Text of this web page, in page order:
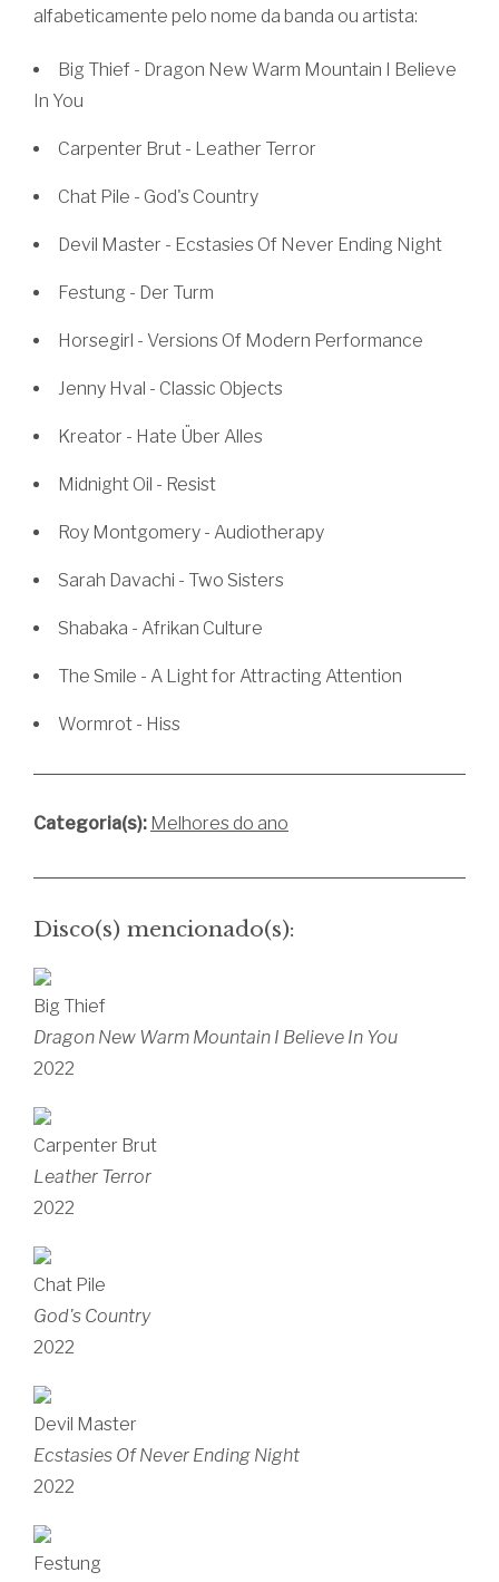
alfabeticamente pelo nome da banda ou artista:
Big Thief - Dragon New Warm Mountain I Believe
In You
Carpenter Brut - Leather Terror
Chat Pile - God's Country
Devil Master - Ecstasies Of Never Ending Night
Festung - Der Turm
Horsegirl - Versions Of Modern Performance
Jenny Hval - Classic Objects
Kreator - Hate Über Alles
Midnight Oil - Resist
Roy Montgomery - Audiotherapy
Sarah Davachi - Two Sisters
Shabaka - Afrikan Culture
The Smile - A Light for Attracting Attention
Wormrot - Hiss
Categoria(s): Melhores do ano
Disco(s) mencionado(s):
Big Thief
Dragon New Warm Mountain I Believe In You
2022
Carpenter Brut
Leather Terror
2022
Chat Pile
God's Country
2022
Devil Master
Ecstasies Of Never Ending Night
2022
Festung